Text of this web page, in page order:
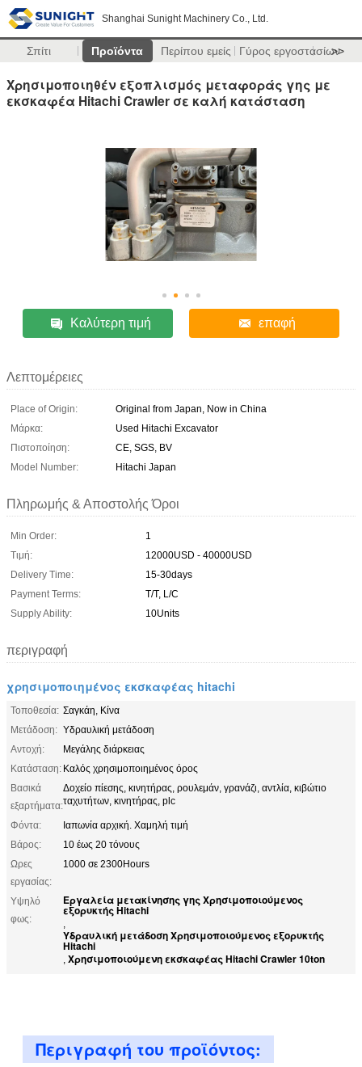
Shanghai Sunight Machinery Co., Ltd.
Σπίτι Προϊόντα Περίπου εμείς Γύρος εργοστασίων
>>
Χρησιμοποιηθέν εξοπλισμός μεταφοράς γης με
εκσκαφέα Hitachi Crawler σε καλή κατάσταση
Καλύτερη τιμή επαφή
Λεπτομέρειες
Place of Origin:
Original from Japan, Now in China
Μάρκα:
Used Hitachi Excavator
Πιστοποίηση:
CE, SGS, BV
Model Number:
Hitachi Japan
Πληρωμής & Αποστολής Όροι
Min Order:
1
Τιμή:
12000USD - 40000USD
Delivery Time:
15-30days
Payment Terms:
T/T, L/C
Supply Ability:
10Units
περιγραφή
χρησιμοποιημένος εκσκαφέας hitachi
Τοποθεσία: Σαγκάη, Κίνα
Μετάδοση: Υδραυλική μετάδοση
Αντοχή:
Μεγάλης διάρκειας
Κατάσταση: Καλός χρησιμοποιημένος όρος
Βασικά
εξαρτήματα:
Δοχείο πίεσης, κινητήρας, ρουλεμάν, γρανάζι, αντλία, κιβώτιο
ταχυτήτων, κινητήρας, plc
Φόντα:
Ιαπωνία αρχική. Χαμηλή τιμή
Βάρος:
10 έως 20 τόνους
Ωρες
εργασίας:
1000 σε 2300Hours
Υψηλό
φως:
Εργαλεία μετακίνησης γης Χρησιμοποιούμενος
εξορυκτής Hitachi
,
Υδραυλική μετάδοση Χρησιμοποιούμενος εξορυκτής
Hitachi
, Χρησιμοποιούμενη εκσκαφέας Hitachi Crawler 10ton
Περιγραφή του προϊόντος: